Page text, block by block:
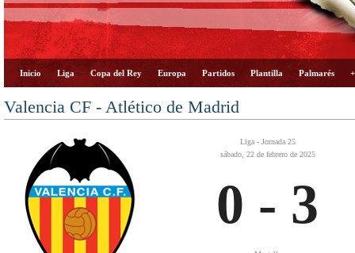
Inicio Liga Copa del Rey Europa Partidos Plantilla Palmarés
Valencia CF - Atlético de Madrid
Liga - Jornada 25
sábado, 22 de febrero de 2025
0 - 3